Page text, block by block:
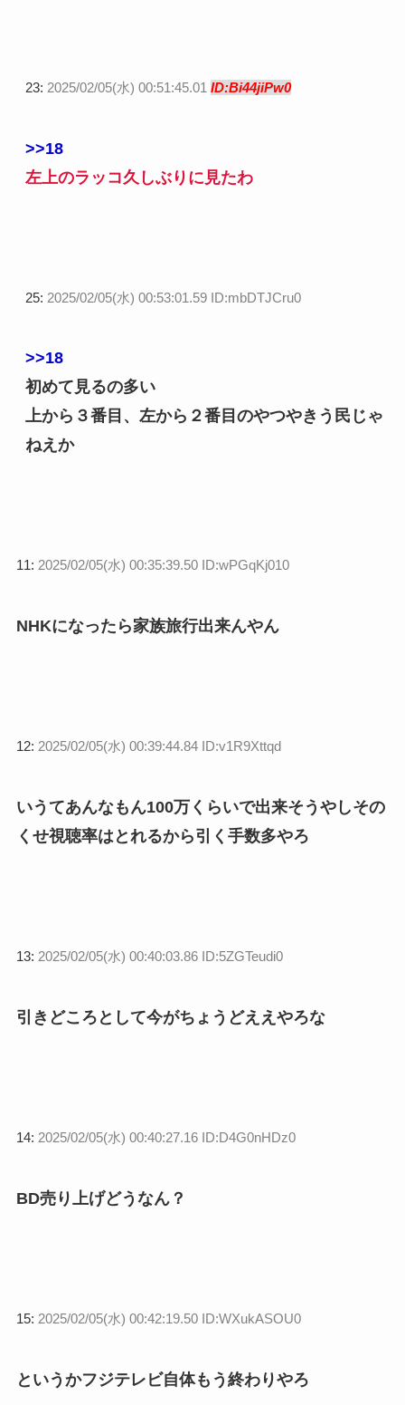
23: 2025/02/05(水) 00:51:45.01 ID:Bi44jiPw0
>>18
左上のラッコ久しぶりに見たわ
25: 2025/02/05(水) 00:53:01.59 ID:mbDTJCru0
>>18
初めて見るの多い
上から３番目、左から２番目のやつやきう民じゃ
ねえか
11: 2025/02/05(水) 00:35:39.50 ID:wPGqKj010
NHKになったら家族旅行出来んやん
12: 2025/02/05(水) 00:39:44.84 ID:v1R9Xttqd
いうてあんなもん100万くらいで出来そうやしその
くせ視聴率はとれるから引く手数多やろ
13: 2025/02/05(水) 00:40:03.86 ID:5ZGTeudi0
引きどころとして今がちょうどええやろな
14: 2025/02/05(水) 00:40:27.16 ID:D4G0nHDz0
BD売り上げどうなん？
15: 2025/02/05(水) 00:42:19.50 ID:WXukASOU0
というかフジテレビ自体もう終わりやろ